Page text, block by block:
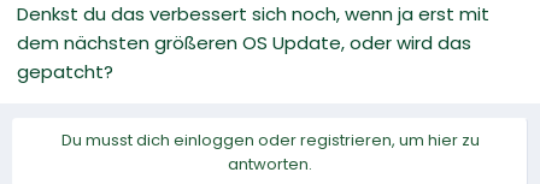
Denkst du das verbessert sich noch, wenn ja erst mit
dem nächsten größeren OS Update, oder wird das
gepatcht?
Du musst dich einloggen oder registrieren, um hier zu
antworten.